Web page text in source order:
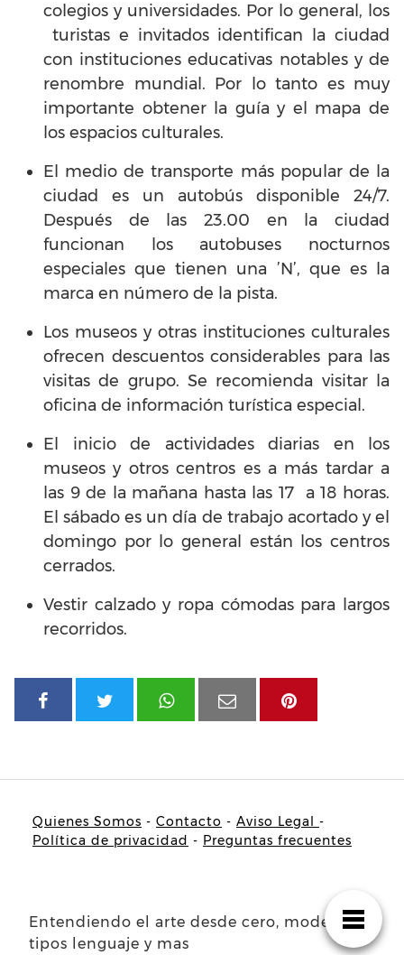
colegios y universidades. Por lo general, los
turistas e invitados identifican la ciudad
con instituciones educativas notables y de
renombre mundial. Por lo tanto es muy
importante obtener la guía y el mapa de
los espacios culturales.
El medio de transporte más popular de la
ciudad es un autobús disponible 24/7.
Después de las 23.00 en la ciudad
funcionan los autobuses nocturnos
especiales que tienen una ’N’, que es la
marca en número de la pista.
Los museos y otras instituciones culturales
ofrecen descuentos considerables para las
visitas de grupo. Se recomienda visitar la
oficina de información turística especial.
El inicio de actividades diarias en los
museos y otros centros es a más tardar a
las 9 de la mañana hasta las 17 a 18 horas.
El sábado es un día de trabajo acortado y el
domingo por lo general están los centros
cerrados.
Vestir calzado y ropa cómodas para largos
recorridos.
Quienes Somos - Contacto - Aviso Legal -
Política de privacidad - Preguntas frecuentes
Entendiendo el arte desde cero, modelos
tipos lenguaje y mas